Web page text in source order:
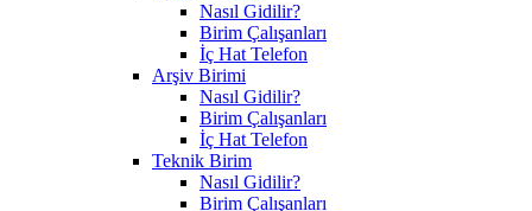
Nasıl Gidilir?
Birim Çalışanları
İç Hat Telefon
Arşiv Birimi
Nasıl Gidilir?
Birim Çalışanları
İç Hat Telefon
Teknik Birim
Nasıl Gidilir?
Birim Çalışanları